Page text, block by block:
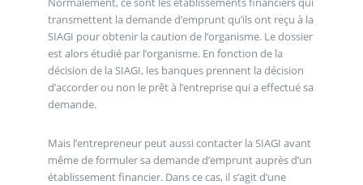
transmettent la demande d’emprunt qu’ils ont reçu à la
SIAGI pour obtenir la caution de l’organisme. Le dossier
est alors étudié par l’organisme. En fonction de la
décision de la SIAGI, les banques prennent la décision
d’accorder ou non le prêt à l’entreprise qui a effectué sa
demande.
Mais l’entrepreneur peut aussi contacter la SIAGI avant
même de formuler sa demande d’emprunt auprès d’un
établissement financier. Dans ce cas, il s’agit d’une